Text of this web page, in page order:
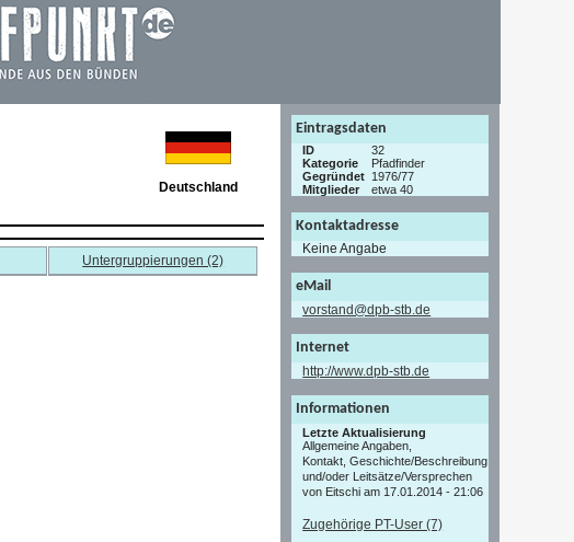
Deutschland
Untergruppierungen (2)
Eintragsdaten
ID
32
Kategorie
Pfadfinder
Gegründet 1976/77
Mitglieder
etwa 40
Kontaktadresse
Keine Angabe
eMail
vorstand@dpb-stb.de
Internet
http://www.dpb-stb.de
Informationen
Letzte Aktualisierung
Allgemeine Angaben,
Kontakt, Geschichte/Beschreibung
und/oder Leitsätze/Versprechen
von Eitschi am 17.01.2014 - 21:06
Zugehörige PT-User (7)